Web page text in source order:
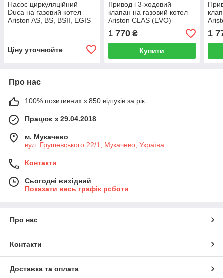
Насос циркуляційний
Duca на газовий котел
Ariston AS, BS, BSII, EGIS
Ціну уточнюйте
Привод і 3-ходовий
клапан на газовий котел
Ariston CLAS (EVO)
GENUS (EVO), BS, BSII,
EGIS PLUS 60001583
1 770₴
Купити
1
Про нас
100% позитивних з 850 відгуків за рік
Працює з 29.04.2018
м. Мукачево
вул. Грушевського 22/1, Мукачево, Україна
Контакти
Сьогодні вихідний
Показати весь графік роботи
Про нас
Контакти
Доставка та оплата